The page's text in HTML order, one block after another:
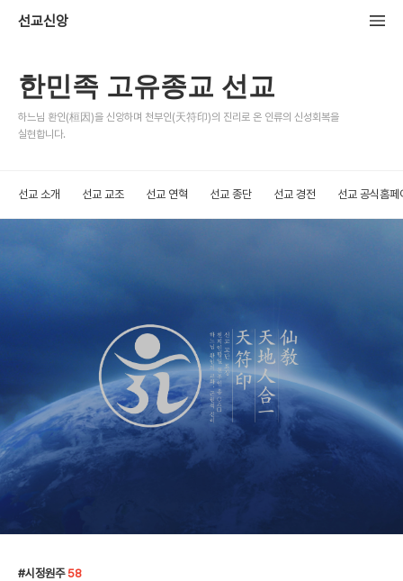
선교신앙
한민족 고유종교 선교
하느님 환인(桓因)을 신앙하며 천부인(天符印)의 진리로 온 인류의 신성회복을
실현합니다.
선교 소개 선교 교조 선교 연혁 선교 종단 선교 경전 선교 공식홈페
시정원주 58